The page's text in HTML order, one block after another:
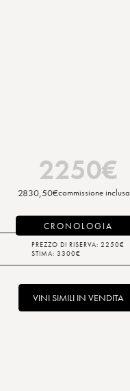
2250€
2830,50€commissione inclusa
CRONOLOGIA
PREZZO DI RISERVA: 2250€
STIMA: 3300€
VINI SIMILI IN VENDITA